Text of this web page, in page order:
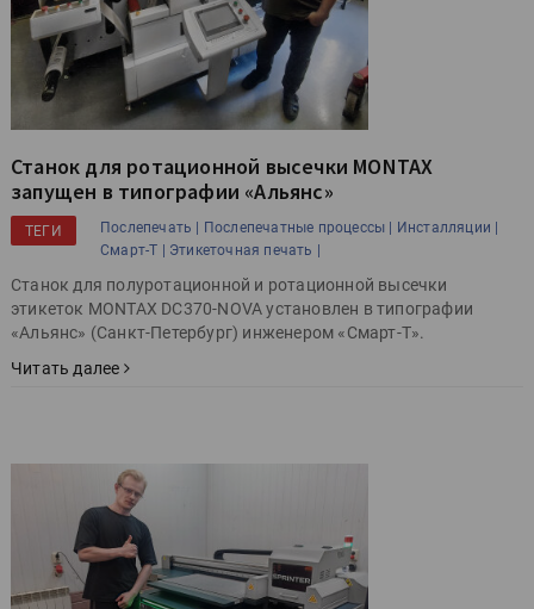
Станок для ротационной высечки MONTAX
запущен в типографии «Альянс»
ТЕГИ Послепечать | Послепечатные процессы |
Инсталляции |
Смарт-Т |
Этикеточная печать |
Станок для полуротационной и ротационной высечки
этикеток MONTAX DC370-NOVA установлен в типографии
«Альянс» (Санкт-Петербург) инженером «Смарт-Т».
Читать далее